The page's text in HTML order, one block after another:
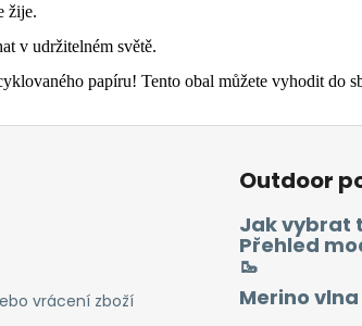
žije.
v udržitelném světě.
papíru! Tento obal můžete vyhodit do
vrácení zboží
Outdoor
Jak vybrat
Přehled
🥾
Merino vlna